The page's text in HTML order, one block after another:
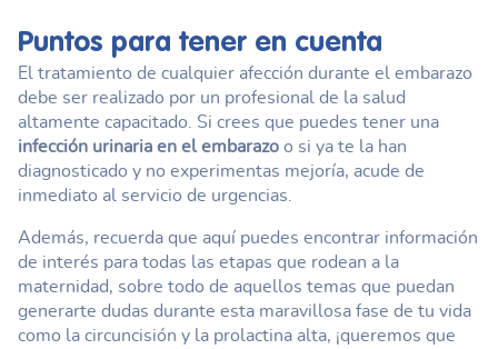
Puntos para tener en cuenta
El tratamiento de cualquier afección durante el embarazo
debe ser realizado por un profesional de la salud
altamente capacitado. Si crees que puedes tener una
infección urinaria en el embarazo o si ya te la han
diagnosticado y no experimentas mejoría, acude de
inmediato al servicio de urgencias.
Además, recuerda que aquí puedes encontrar información
de interés para todas las etapas que rodean a la
maternidad, sobre todo de aquellos temas que puedan
generarte dudas durante esta maravillosa fase de tu vida
como la circuncisión y la prolactina alta, ¡queremos que